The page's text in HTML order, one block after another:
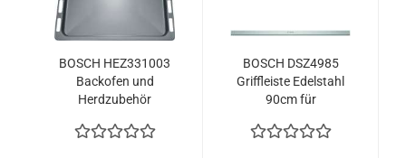
BOSCH HEZ331003
Backofen und
Herdzubehör
BOSCH DSZ4985
Griffleiste Edelstahl
90cm für